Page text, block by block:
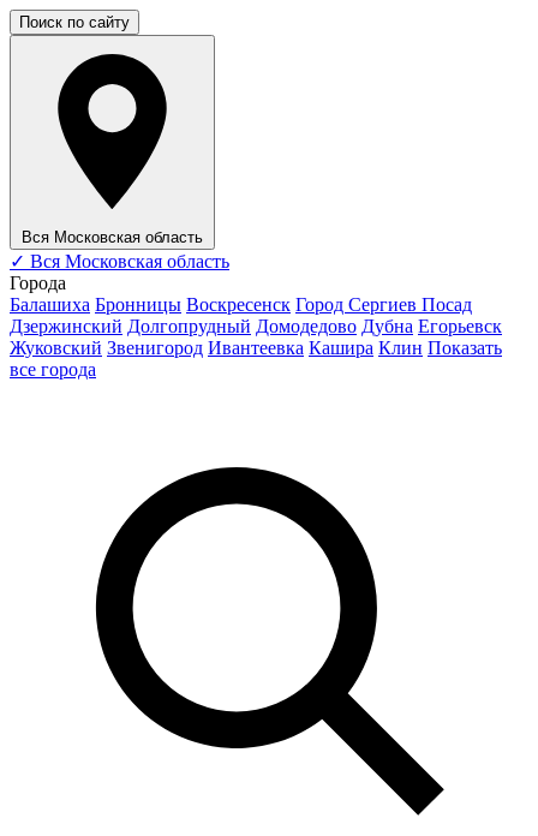
Поиск по сайту
Вся Московская область
✓ Вся Московская область
Города
Балашиха Бронницы Воскресенск Город Сергиев Посад
Дзержинский Долгопрудный Домодедово Дубна Егорьевск
Жуковский Звенигород Ивантеевка Кашира Клин Показать
все города